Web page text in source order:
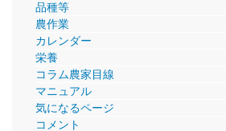
品種等
農作業
カレンダー
栄養
コラム農家目線
マニュアル
気になるページ
コメント